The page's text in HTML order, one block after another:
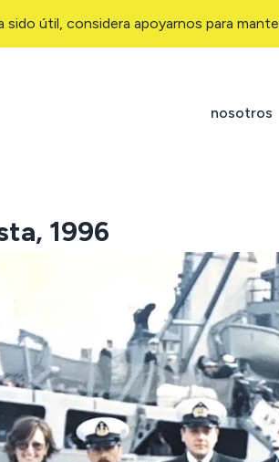
útil, considera apoyarnos para
nosotros
1996